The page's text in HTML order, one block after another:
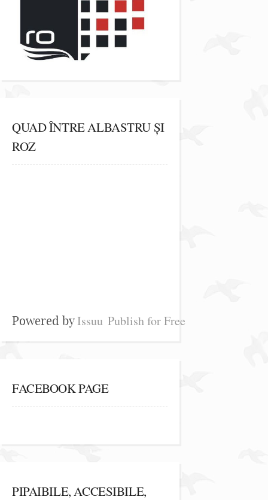
QUAD ÎNTRE ALBASTRU ȘI
ROZ
Powered byIssuu Publish for Free
FACEBOOK PAGE
PIPAIBILE, ACCESIBILE,